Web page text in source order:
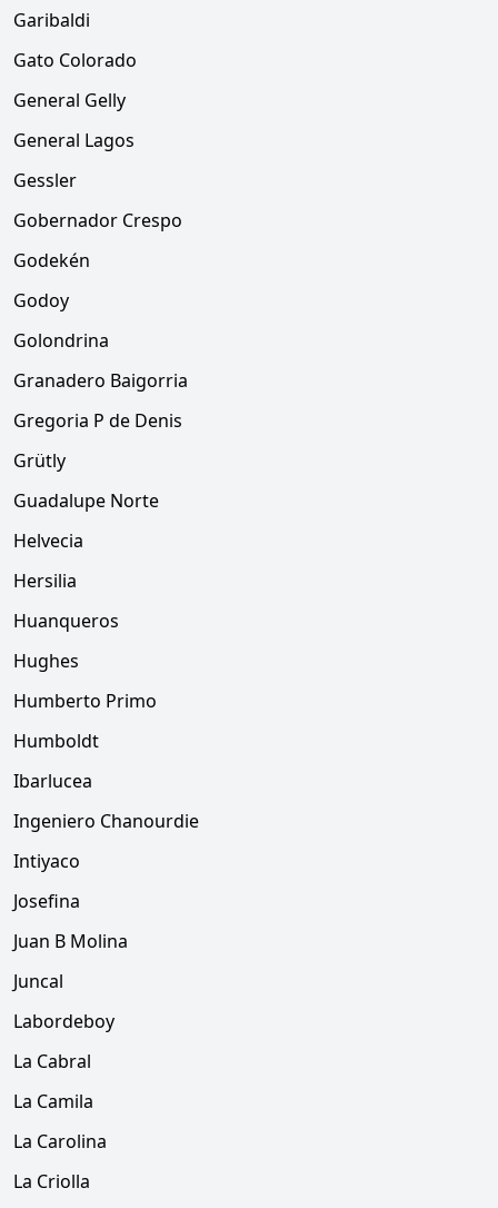
Garibaldi
Gato Colorado
General Gelly
General Lagos
Gessler
Gobernador Crespo
Godekén
Godoy
Golondrina
Granadero Baigorria
Gregoria P de Denis
Grütly
Guadalupe Norte
Helvecia
Hersilia
Huanqueros
Hughes
Humberto Primo
Humboldt
Ibarlucea
Ingeniero Chanourdie
Intiyaco
Josefina
Juan B Molina
Juncal
Labordeboy
La Cabral
La Camila
La Carolina
La Criolla